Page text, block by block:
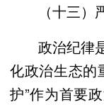
（十三）严
政治纪律是
化政治生态的
护”作为首要